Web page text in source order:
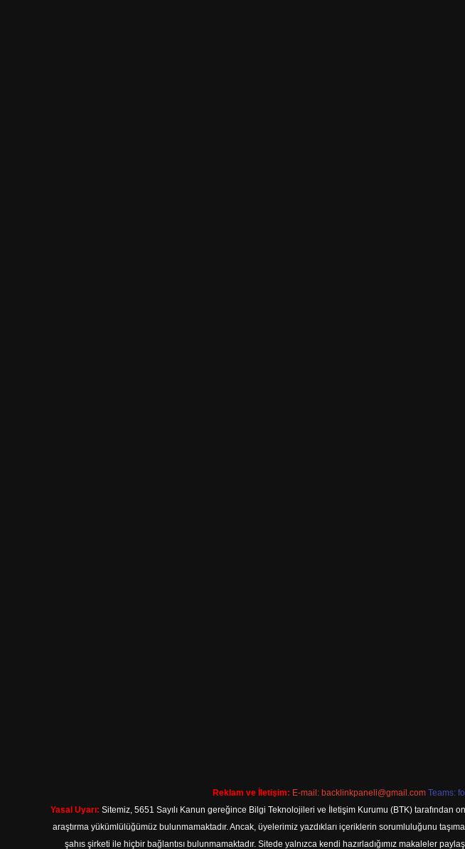
Reklam ve İletişim: E-mail: backlinkpaneli@gmail.com Teams:
Yasal Uyarı: Sitemiz, 5651 Sayılı Kanun gereğince Bilgi Teknolojileri ve İletişim Kurumu (BTK) tarafından
araştırma yükümlülüğümüz bulunmamaktadır. Ancak, üyelerimiz yazdıkları içeriklerin sorumluluğunu
şahıs şirketi ile hiçbir bağlantısı bulunmamaktadır. Sitede yalnızca kendi hazırladığımız makaleler